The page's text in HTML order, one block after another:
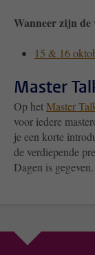
Wanneer zijn de
15 & 16
Master
Op hetMaster
voor iedere
je een korte
de verdiepende
Dagen is gegeven.